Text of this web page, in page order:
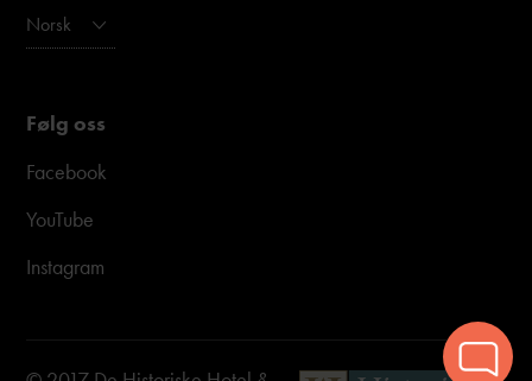
Norsk
Følg oss
Facebook
YouTube
Instagram